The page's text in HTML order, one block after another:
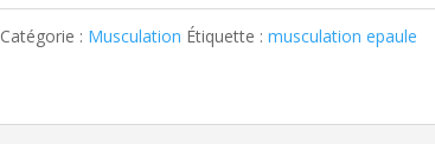
Catégorie : Musculation Étiquette :musculation epaule